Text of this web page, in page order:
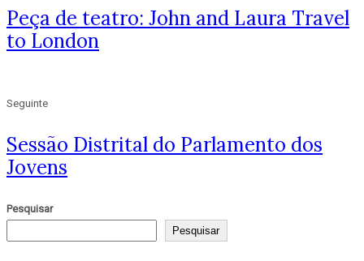
Peça de teatro: John and Laura Travel
to London
Seguinte
Sessão Distrital do Parlamento dos
Jovens
Pesquisar
Pesquisar